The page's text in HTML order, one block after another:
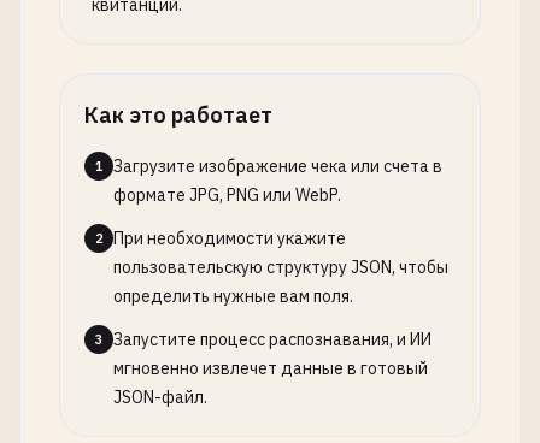
квитанций.
Как это работает
1
Загрузите изображение чека или счета в
формате JPG, PNG или WebP.
2
При необходимости укажите
пользовательскую структуру JSON, чтобы
определить нужные вам поля.
3
Запустите процесс распознавания, и ИИ
мгновенно извлечет данные в готовый
JSON-файл.